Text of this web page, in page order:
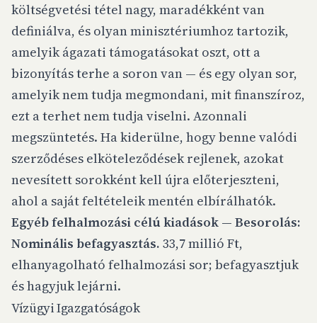
költségvetési tétel nagy, maradékként van
definiálva, és olyan minisztériumhoz tartozik,
amelyik ágazati támogatásokat oszt, ott a
bizonyítás terhe a soron van — és egy olyan sor,
amelyik nem tudja megmondani, mit finanszíroz,
ezt a terhet nem tudja viselni. Azonnali
megszüntetés. Ha kiderülne, hogy benne valódi
szerződéses elköteleződések rejlenek, azokat
nevesített sorokként kell újra előterjeszteni,
ahol a saját feltételeik mentén elbírálhatók.
Egyéb felhalmozási célú kiadások — Besorolás:
Nominális befagyasztás. 33,7 millió Ft,
elhanyagolható felhalmozási sor; befagyasztjuk
és hagyjuk lejárni.
Vízügyi Igazgatóságok